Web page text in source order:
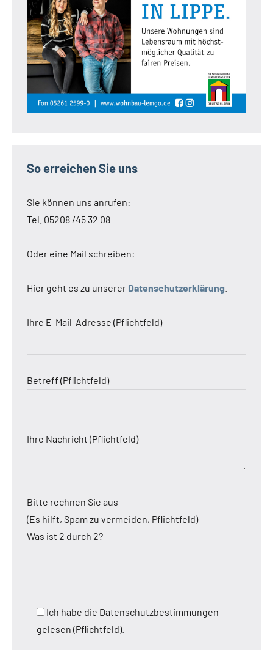
So erreichen Sie uns
Sie können uns anrufen:
Tel. 05208 /45 32 08
Oder eine Mail schreiben:
Hier geht es zu unserer Datenschutzerklärung
Ihre E-Mail-Adresse (Pflichtfeld)
Betreff (Pflichtfeld)
Ihre Nachricht (Pflichtfeld)
Bitte rechnen Sie aus
(Es hilft, Spam zu vermeiden, Pflichtfeld)
Was ist 2 durch 2?
Ich habe die Datenschutzbestimmungen
gelesen (Pflichtfeld).